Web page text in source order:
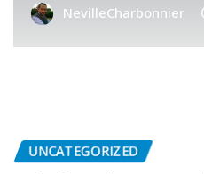
NevilleCharbonnier
UNCATEGORIZED